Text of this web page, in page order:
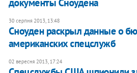
документы Сноудена
30 серпня 2013, 13:48
Сноуден раскрыл данные о
американских спецслужб
02 вересня 2013, 17:24